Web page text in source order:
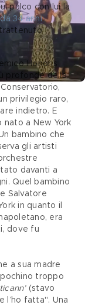
palco con lui la
34 anni.
trattenuto
Honoris
profonde della
privilegio raro,
indietro. E
nato a New York
bambino che
gli artisti
davanti a
Quel bambino
Salvatore
in quanto il
era
dove fu
a sua madre
pochino troppo
(stavo
l’ho fatta". Una